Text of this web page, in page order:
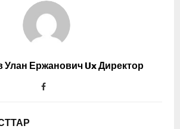
Улан Ержанович Ux Директор